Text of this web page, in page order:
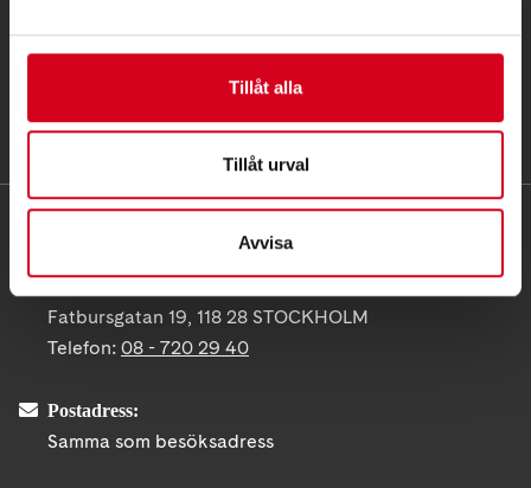
Tillåt alla
Tillåt urval
Avvisa
Fatbursgatan 19, 118 28 STOCKHOLM
Telefon: 08 - 720 29 40
Postadress:
Samma som besöksadress